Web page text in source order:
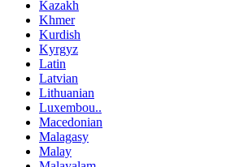
Kazakh
Khmer
Kurdish
Kyrgyz
Latin
Latvian
Lithuanian
Luxembou..
Macedonian
Malagasy
Malay